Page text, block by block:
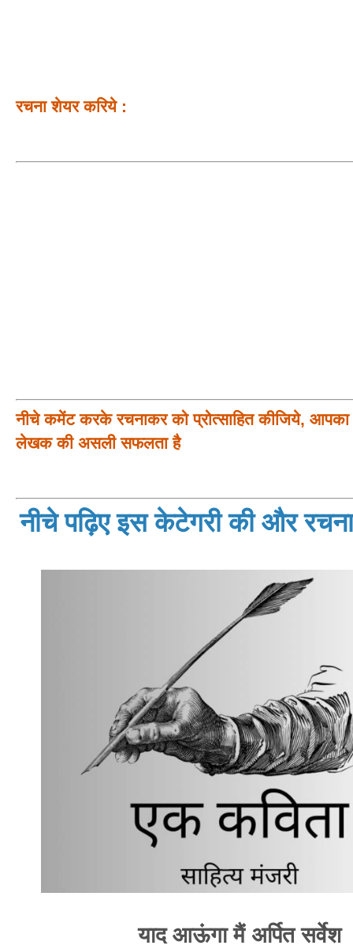
रचना शेयर करिये :
नीचे कमेंट करके रचनाकर को प्रोत्साहित कीजिये, आपका
लेखक की असली सफलता है
नीचे पढ़िए इस केटेगरी की और
याद आऊंगा मैं अर्पित सर्वेश